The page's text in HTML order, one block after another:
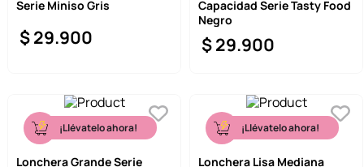
Serie Miniso Gris
$29.900
Capacidad Serie Tasty Food
Negro
$29.900
¡Llévatelo ahora!
Lonchera Grande Serie
¡Llévatelo ahora!
Lonchera Lisa Mediana